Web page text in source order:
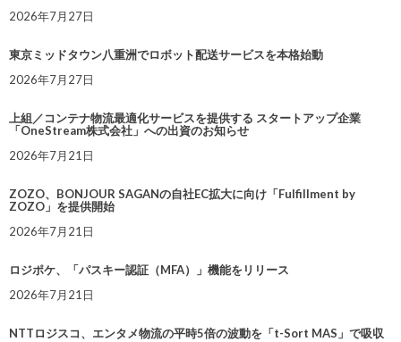
2026年7月27日
東京ミッドタウン八重洲でロボット配送サービスを本格始動
2026年7月27日
上組／コンテナ物流最適化サービスを提供する スタートアップ企業
「OneStream株式会社」への出資のお知らせ
2026年7月21日
ZOZO、BONJOUR SAGANの自社EC拡大に向け「Fulfillment by
ZOZO」を提供開始
2026年7月21日
ロジポケ、「パスキー認証（MFA）」機能をリリース
2026年7月21日
NTTロジスコ、エンタメ物流の平時5倍の波動を「t-Sort MAS」で吸収